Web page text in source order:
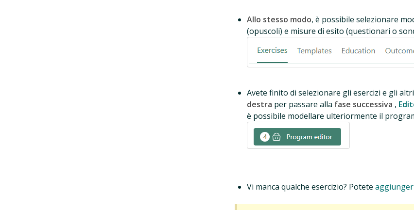
Allo stesso modo, è possibile selezionare
(opuscoli) e misure di esito (questionari o
Avete finito di selezionare gli esercizi e gli
destra per passare alla fase successiva ,
è possibile modellare ulteriormente il
Vi manca qualche esercizio? Potete